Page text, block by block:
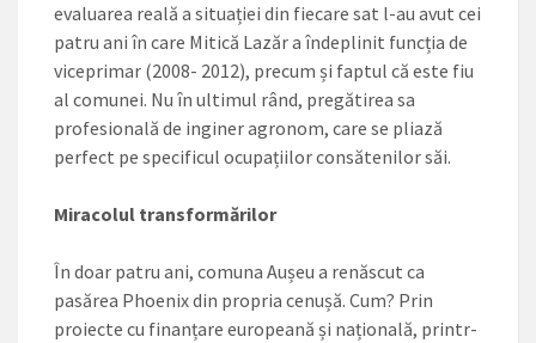
evaluarea reală a situației din fiecare sat l-au avut cei
patru ani în care Mitică Lazăr a îndeplinit funcția de
viceprimar (2008- 2012), precum și faptul că este fiu
al comunei. Nu în ultimul rând, pregătirea sa
profesională de inginer agronom, care se pliază
perfect pe specificul ocupațiilor consătenilor săi.
Miracolul transformărilor
În doar patru ani, comuna Aușeu a renăscut ca
pasărea Phoenix din propria cenușă. Cum? Prin
proiecte cu finanțare europeană și națională, printr-